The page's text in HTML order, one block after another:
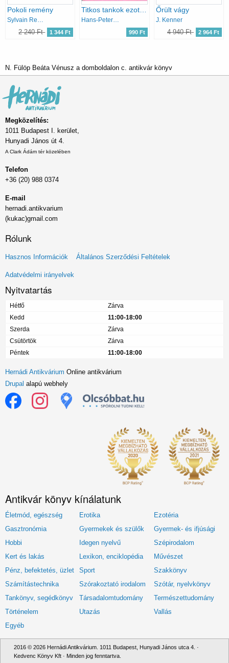
Pokoli remény
Sylvain Reynard
2 240 Ft 1 344 Ft
Titkos tankok ezoterika
Hans-Peter Waldrick
990 Ft
Őrült vágy
J. Kenner
4 940 Ft 2 964 Ft
N. Fülöp Beáta Vénusz a domboldalon c. antikvár könyv
Megközelítés:
1011 Budapest I. kerület,
Hunyadi János út 4.
A Clark Ádám tér közelében
Telefon
+36 (20) 988 0374
E-mail
hernadi.antikvarium
(kukac)gmail.com
Rólunk
Lábléc
menü
Hasznos Információk Általános Szerződési Feltételek
Adatvédelmi irányelvek
Nyitvatartás
Hétfő
Zárva
Kedd
11:00-18:00
Szerda
Zárva
Csütörtök
Zárva
Péntek
11:00-18:00
Hernádi Antikvárium Online antikvárium
Drupal alapú webhely
Antikvár könyv kínálatunk
Életmód, egészség Erotika
Ezotéria
Gasztronómia
Gyermekek és szülők
Gyermek- és ifjúsági
Hobbi
Idegen nyelvű
Szépirodalom
Kert és lakás
Lexikon, enciklopédia
Művészet
Pénz, befektetés, üzlet
Sport
Szakkönyv
Számítástechnika
Szórakoztató irodalom
Szótár, nyelvkönyv
Tankönyv, segédkönyv
Társadalomtudomány
Természettudomány
Történelem
Utazás
Vallás
Egyéb
2016 © 2026 Hernádi Antikvárium. 1011 Budapest, Hunyadi János utca 4. ·
Kedvenc Könyv Kft · Minden jog fenntartva.